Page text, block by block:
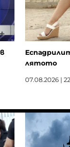
лятото
07.08.2026 |